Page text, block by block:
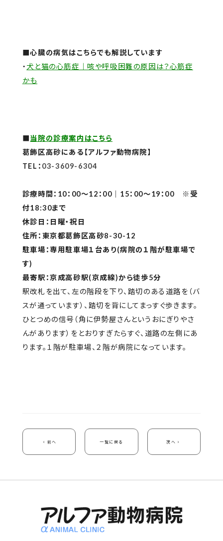
■心臓の病気はこちらでも解説しています
・ 犬と猫の心筋症｜咳や呼吸困難の原因は？心筋症
かも
■当院の診療案内はこちら
葛飾区高砂にある【アルファ動物病院】
TEL： 03-3609-6304
診療時間：10：00～12：00｜15：00～19：00 ※受
付18:30まで
休診日：日曜・祝日
住所：東京都葛飾区高砂8-30-12
駐車場：専用駐車場１台あり(病院の１階が駐車場で
す)
最寄駅：京成高砂駅(京成線)から徒歩5分
駅改札を出て、左の階段を下り、踏切のある道路を（バ
スが通っています）、踏切を背にしてまっすぐ歩きます。
ひとつめの信号（角に伊勢屋さんというおにぎりやさ
んがあります）をとおりすぎたらすぐ、道路の左側にあ
ります。１階が駐車場、２階が病院になっています。
前へ 一覧に戻る 次へ